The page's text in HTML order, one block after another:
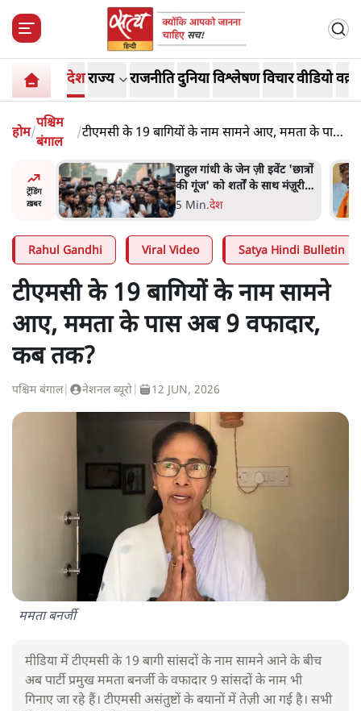
देशराज्य राजनीतिदुनियाविश्लेषणविचारवीडियो
होम/
पश्चिम
बंगाल
/टीएमसी के 19 बागियों के नाम सामने आए, ममता के पास
ट्रेंडिंग
ख़बर
राहुल गांधी के जेन ज़ी इवेंट 'छात्रों
की गूंज' को शर्तों के साथ मंज़ूरी
देना पड़ा
5 Min.देश
Rahul Gandhi Viral Video Satya Hindi Bulletin
टीएमसी के 19 बागियों के नाम सामने
आए, ममता के पास अब 9 वफादार,
कब तक?
पश्चिम बंगाल| नेशनल ब्यूरो 12 JUN, 2026
ममता बनर्जी
मीडिया में टीएमसी के 19 बागी सांसदों के नाम सामने आने के बीच
अब पार्टी प्रमुख ममता बनर्जी के वफादार 9 सांसदों के नाम भी
गिनाए जा रहे हैं। टीएमसी असंतुष्टों के बयानों में तेज़ी आ गई है। सभी